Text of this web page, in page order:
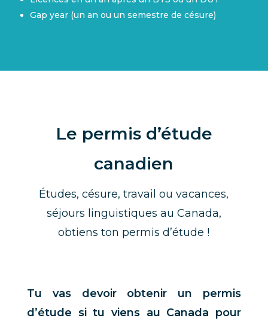
Gap year (un an ou un semestre de césure)
Le permis d’étude
canadien
Études, césure, travail ou vacances,
séjours linguistiques au Canada,
obtiens ton permis d’étude !
Tu vas devoir obtenir un permis
d’étude si tu viens au Canada pour